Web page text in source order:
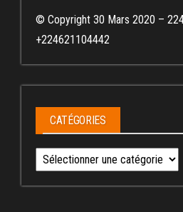
© Copyright 30 Mars 2020 –
+224621104442
CATÉGORIES
Catégories